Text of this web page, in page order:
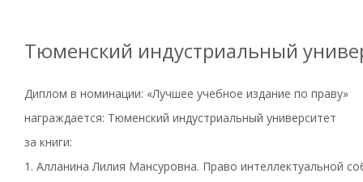
Тюменский индустриальный
Диплом в номинации: «Лучшее учебное издание по праву»
награждается: Тюменский индустриальный университет
за книги:
1. Алланина Лилия Мансуровна. Право интеллектуальной